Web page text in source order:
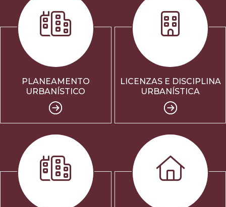
PLANEAMENTO
URBANÍSTICO
LICENZAS E DISCIPLINA
URBANÍSTICA